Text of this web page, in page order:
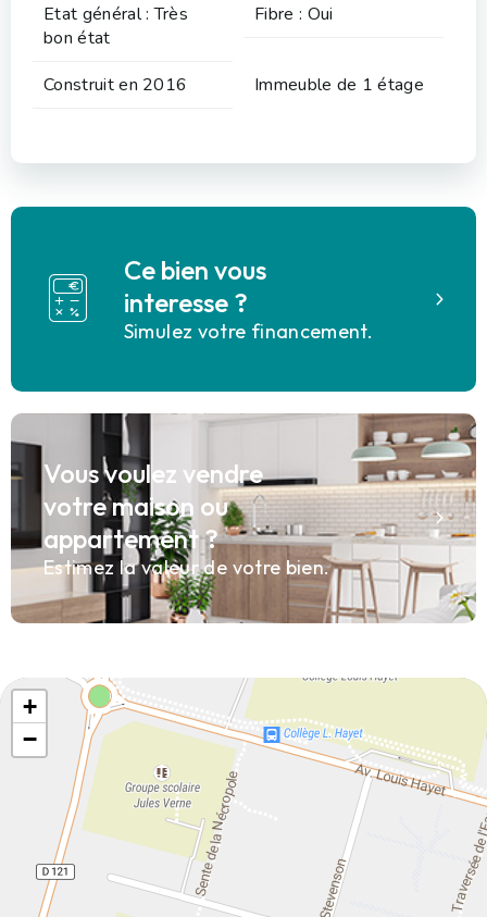
Etat général : Très
bon état
Fibre : Oui
Construit en 2016 Immeuble de 1 étage
Ce bien vous
interesse ?
Simulez votre financement.
Vous voulez vendre
votre maison ou
appartement ?
Estimez la valeur de votre bien.
+
−